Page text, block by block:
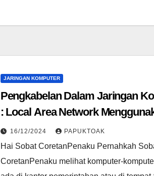
JARINGAN KOMPUTER
Pengkabelan Dalam Jaringan
: Local Area Network
Kabel Stright dan Kabel Cross
16/12/2024 PAPUKTOAK
Hai Sobat CoretanPenaku Pernahkah
CoretanPenaku melihat komputer-